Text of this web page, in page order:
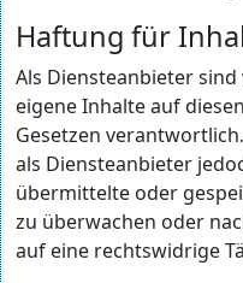
Haftung für
Als Diensteanbieter
eigene Inhalte auf
Gesetzen
als Diensteanbieter
übermittelte oder
zu überwachen oder
auf eine rechtswidrige